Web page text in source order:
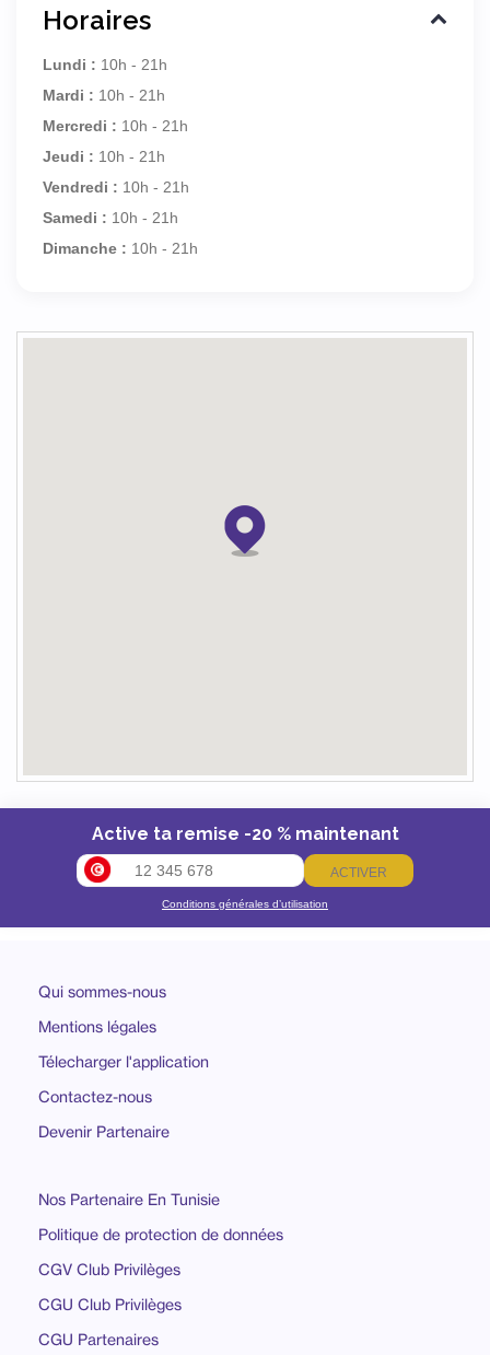
Horaires
Lundi : 10h - 21h
Mardi : 10h - 21h
Mercredi : 10h - 21h
Jeudi : 10h - 21h
Vendredi : 10h - 21h
Samedi : 10h - 21h
Dimanche : 10h - 21h
Active ta remise -20 % maintenant
ACTIVER
Conditions générales d’utilisation
Qui sommes-nous
Mentions légales
Télecharger l'application
Contactez-nous
Devenir Partenaire
Nos Partenaire En Tunisie
Politique de protection de données
CGV Club Privilèges
CGU Club Privilèges
CGU Partenaires